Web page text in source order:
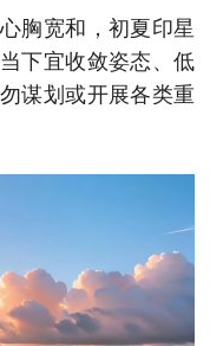
胸宽和，初夏印星
下宜收敛姿态、低
谋划或开展各类重